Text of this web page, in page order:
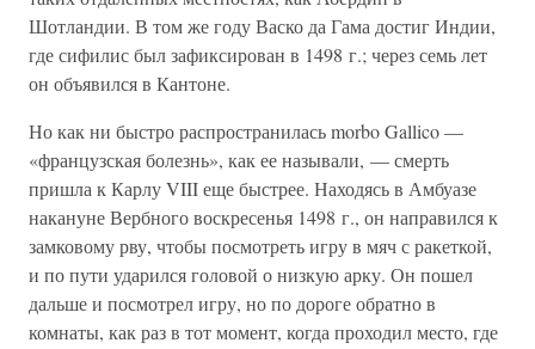
Шотландии. В том же году Васко да Гама достиг Индии,
где сифилис был зафиксирован в 1498 г.; через семь лет
он объявился в Кантоне.
Но как ни быстро распространилась morbo Gallico —
«французская болезнь», как ее называли, — смерть
пришла к Карлу VIII еще быстрее. Находясь в Амбуазе
накануне Вербного воскресенья 1498 г., он направился к
замковому рву, чтобы посмотреть игру в мяч с ракеткой,
и по пути ударился головой о низкую арку. Он пошел
дальше и посмотрел игру, но по дороге обратно в
комнаты, как раз в тот момент, когда проходил место, где